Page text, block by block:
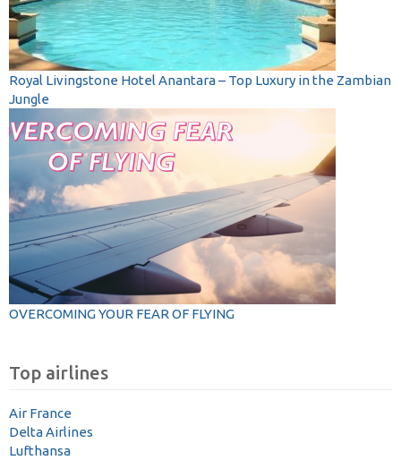
Royal Livingstone Hotel Anantara – Top Luxury in the Zambian
Jungle
OVERCOMING YOUR FEAR OF FLYING
Top airlines
Air France
Delta Airlines
Lufthansa